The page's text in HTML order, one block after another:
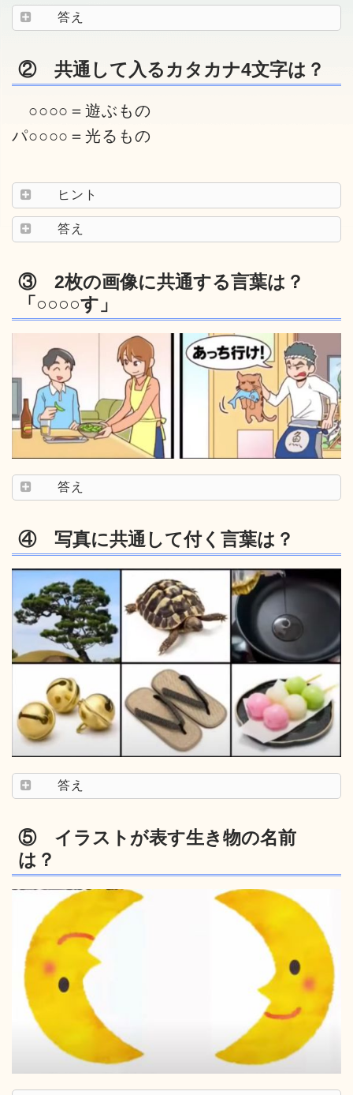
答え
② 共通して入るカタカナ4文字は？
○○○○＝遊ぶもの
パ○○○○＝光るもの
ヒント
答え
③ 2枚の画像に共通する言葉は？
「○○○○す」
答え
④ 写真に共通して付く言葉は？
答え
⑤ イラストが表す生き物の名前
は？